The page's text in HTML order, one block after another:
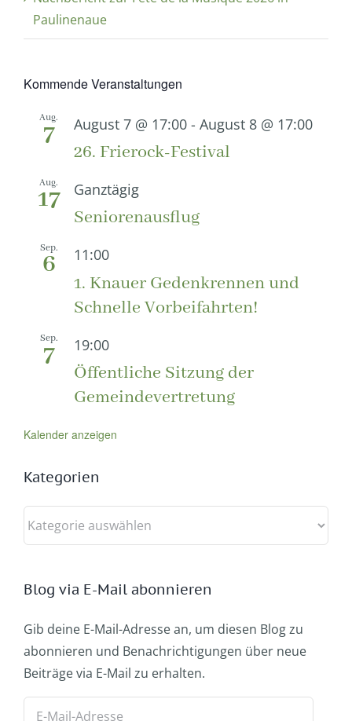
Paulinenaue
Kommende Veranstaltungen
Aug.
7 August 7 @ 17:00 - August 8 @ 17:00
26. Frierock-Festival
Aug.
17 Ganztägig
Seniorenausflug
Sep.
6 11:00
1. Knauer Gedenkrennen und
Schnelle Vorbeifahrten!
Sep.
7 19:00
Öffentliche Sitzung der
Gemeindevertretung
Kalender anzeigen
Kategorien
Kategorien
Blog via E-Mail abonnieren
Gib deine E-Mail-Adresse an, um diesen Blog zu
abonnieren und Benachrichtigungen über neue
Beiträge via E-Mail zu erhalten.